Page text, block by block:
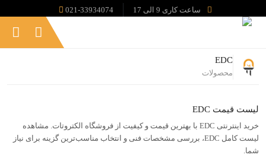
ساعت کاری 9 الی 17 021-33934074
EDC
محصولات
لیست قیمت EDC
خرید اینترنتی EDC با بهترین قیمت و کیفیت از فروشگاه الکتروتات. مشاهده
لیست کامل EDC، بررسی مشخصات فنی و انتخاب مناسب‌ترین گزینه برای نیاز
شما.